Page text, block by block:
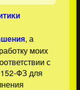
, а
моих
с
ФЗ для